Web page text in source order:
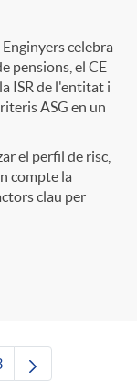
celebra
pensions, el CE
ISR de l'entitat i
ASG en un
el perfil de risc,
compte la
clau per
intermèdies